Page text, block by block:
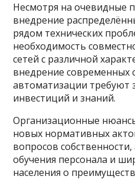
Несмотря на очевидные
внедрение
рядом технических
необходимость
сетей с различной
внедрение современных
автоматизации требуют
инвестиций и знаний.
Организационные
новых нормативных
вопросов
обучения персонала и
населения о